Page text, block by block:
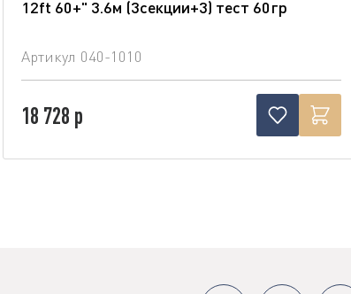
12ft 60+" 3.6м (3секции+3) тест 60гр
Артикул 040-1010
18 728 р